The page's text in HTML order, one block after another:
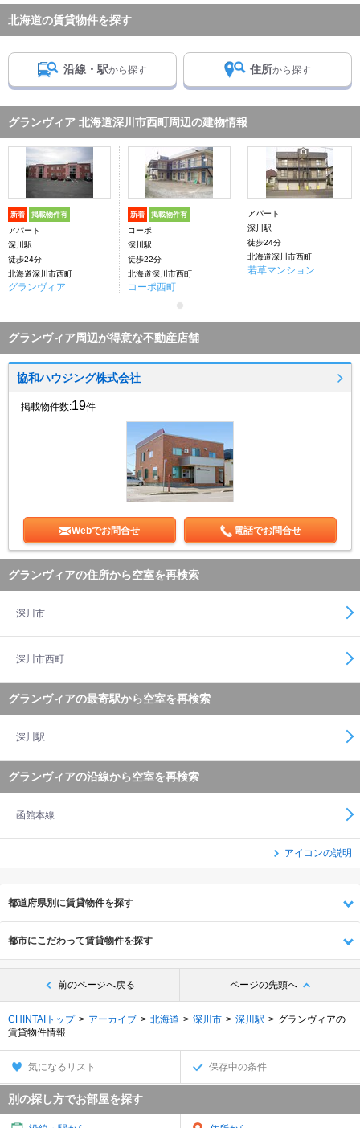
北海道の賃貸物件を探す
沿線・駅から探す 住所から探す
グランヴィア 北海道深川市西町周辺の建物情報
新着 掲載物件有
アパート
深川駅
徒歩24分
北海道深川市西町
グランヴィア
新着 掲載物件有
コーポ
深川駅
徒歩22分
北海道深川市西町
コーポ西町
アパート
深川駅
徒歩24分
北海道深川市西町
若草マンション
グランヴィア周辺が得意な不動産店舗
協和ハウジング株式会社
掲載物件数:19件
Webでお問合せ 電話でお問合せ
グランヴィアの住所から空室を再検索
深川市
深川市西町
グランヴィアの最寄駅から空室を再検索
深川駅
グランヴィアの沿線から空室を再検索
函館本線
アイコンの説明
都道府県別に賃貸物件を探す
都市にこだわって賃貸物件を探す
前のページへ戻る ページの先頭へ
CHINTAIトップ アーカイブ 北海道 深川市 深川駅
グランヴィアの
賃貸物件情報
気になるリスト 保存中の条件
別の探し方でお部屋を探す